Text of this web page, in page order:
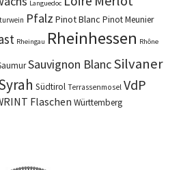
Languedoc
Pfalz Pinot Blanc Pinot Meunier
Rheingau Rheinhessen Rhône
Sauvignon BlancSilvaner
Südtirol Terrassenmosel VdP
Flaschen Württemberg